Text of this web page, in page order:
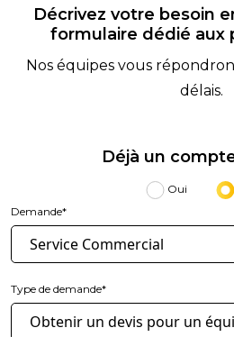
Décrivez votre besoin
formulaire dédié aux
Nos équipes vous
délais.
Déjà un
Oui
Demande*
Type de demande*